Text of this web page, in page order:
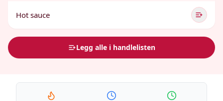
Hot sauce
Legg alle i handlelisten